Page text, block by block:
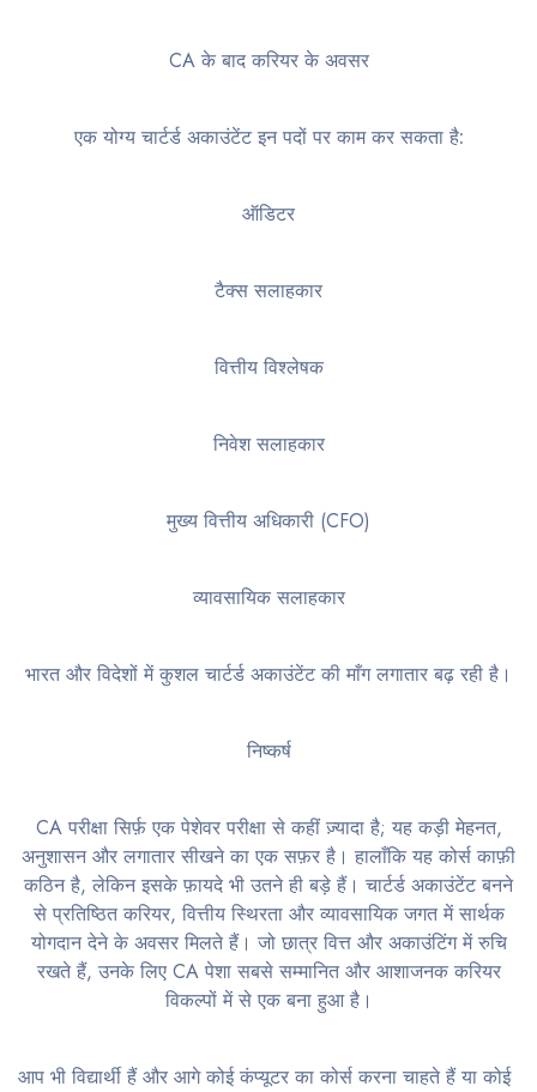
CA के बाद करियर के अवसर
एक योग्य चार्टर्ड अकाउंटेंट इन पदों पर काम कर सकता है:
ऑडिटर
टैक्स सलाहकार
वित्तीय विश्लेषक
निवेश सलाहकार
मुख्य वित्तीय अधिकारी (CFO)
व्यावसायिक सलाहकार
भारत और विदेशों में कुशल चार्टर्ड अकाउंटेंट की माँग लगातार बढ़ रही है।
निष्कर्ष
CA परीक्षा सिर्फ़ एक पेशेवर परीक्षा से कहीं ज़्यादा है; यह कड़ी मेहनत,
अनुशासन और लगातार सीखने का एक सफ़र है। हालाँकि यह कोर्स काफ़ी
कठिन है, लेकिन इसके फ़ायदे भी उतने ही बड़े हैं। चार्टर्ड अकाउंटेंट बनने
से प्रतिष्ठित करियर, वित्तीय स्थिरता और व्यावसायिक जगत में सार्थक
योगदान देने के अवसर मिलते हैं। जो छात्र वित्त और अकाउंटिंग में रुचि
रखते हैं, उनके लिए CA पेशा सबसे सम्मानित और आशाजनक करियर
विकल्पों में से एक बना हुआ है।
आप भी विद्यार्थी हैं और आगे कोई कंप्यूटर का कोर्स करना चाहते हैं या कोई